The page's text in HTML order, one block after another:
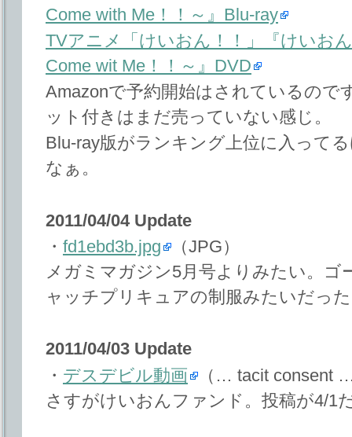
Come with Me！！～』Blu-ray
TVアニメ「けいおん！！」『けいお
Come wit Me！！～』DVD
Amazonで予約開始はされているので
ット付きはまだ売っていない感じ。
Blu-ray版がランキング上位に入って
なぁ。
2011/04/04 Update
・ fd1ebd3b.jpg
（JPG）
メガミマガジン5月号よりみたい。ゴ
ャッチプリキュアの制服みたいだっ
2011/04/03 Update
・ デスデビル動画
（… tacit consent
さすがけいおんファンド。投稿が4/1